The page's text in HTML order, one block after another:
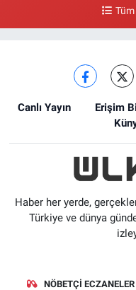
Canlı Yayın Erişim
Haber her yerde,
Türkiye ve dünya
NÖBETÇI ECZANELER